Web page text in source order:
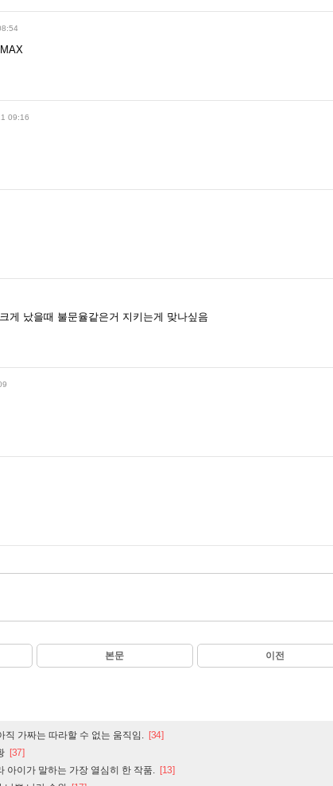
09:16
게 났을때 불문율같은거 지키는게 맞나싶음
본문 이전
직 가짜는 따라할 수 없는 움직임. [34]
[37]
아이가 말하는 가장 열심히 한 작품. [13]